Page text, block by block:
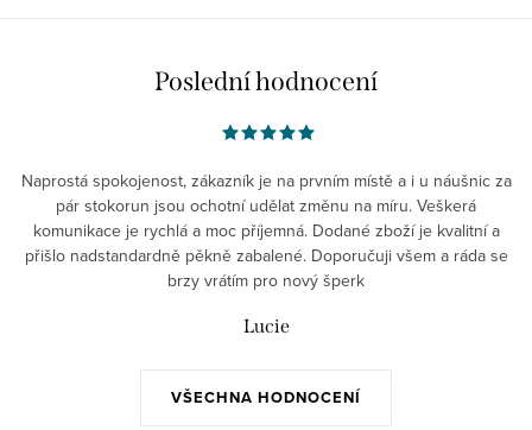
Poslední hodnocení
VŠECHNA HODNOCENÍ
Naprostá spokojenost, zákazník je na prvním místě a i u náušnic za
pár stokorun jsou ochotní udělat změnu na míru. Veškerá
komunikace je rychlá a moc příjemná. Dodané zboží je kvalitní a
přišlo nadstandardně pěkně zabalené. Doporučuji všem a ráda se
brzy vrátím pro nový šperk
Lucie